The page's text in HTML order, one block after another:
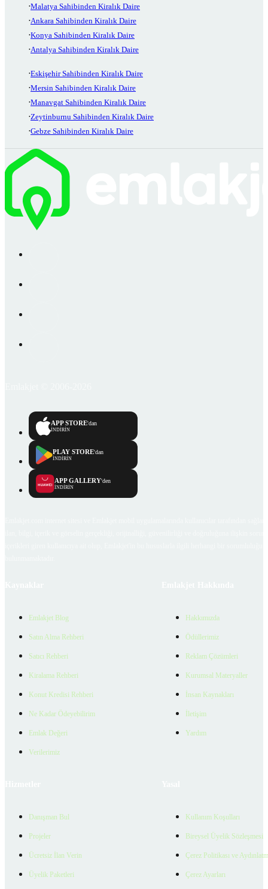
Malatya Sahibinden Kiralık Daire
Ankara Sahibinden Kiralık Daire
Konya Sahibinden Kiralık Daire
Antalya Sahibinden Kiralık Daire
Eskişehir Sahibinden Kiralık Daire
Mersin Sahibinden Kiralık Daire
Manavgat Sahibinden Kiralık Daire
Zeytinburnu Sahibinden Kiralık Daire
Gebze Sahibinden Kiralık Daire
APP STORE'dan
İNDİRİN
PLAY STORE'dan
İNDİRİN
APP GALLERY'den
İNDİRİN
Emlakjet Blog
Satın Alma Rehberi
Satıcı Rehberi
Kiralama Rehberi
Konut Kredisi Rehberi
Ne Kadar Ödeyebilirim
Emlak Değeri
Verilerimiz
Hakkımızda
Ödüllerimiz
Reklam Çözümleri
Kurumsal Materyaller
İnsan Kaynakları
İletişim
Yardım
Danışman Bul
Projeler
Ücretsiz İlan Verin
Üyelik Paketleri
Kullanım Koşulları
Bireysel Üyelik Sözleşmesi
Çerez Politikası ve
Çerez Ayarları